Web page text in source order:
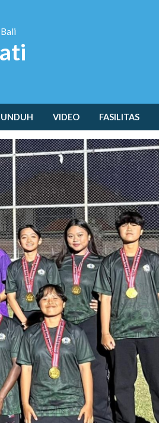
UNDUH VIDEO FASILITAS